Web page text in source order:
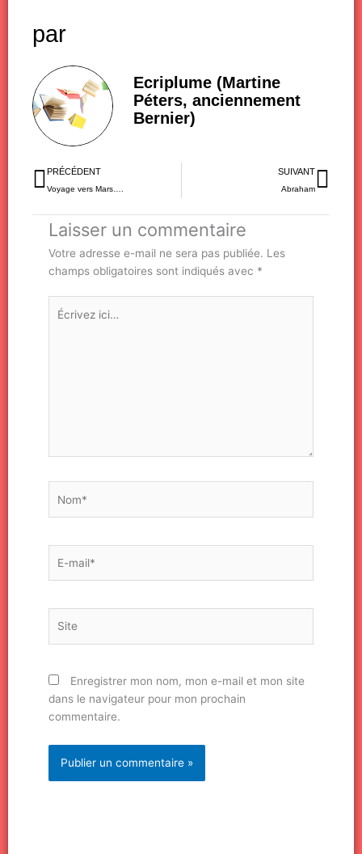
par
Ecriplume (Martine
Péters, anciennement
Bernier)
Précédent
PRÉCÉDENT
Voyage vers Mars….
SUIVANT
Abraham
Laisser un commentaire
Votre adresse e-mail ne sera pas publiée. Les
champs obligatoires sont indiqués avec *
Écrivez
ici…
mail*
Enregistrer mon nom, mon e-mail et mon site
dans le navigateur pour mon prochain
commentaire.